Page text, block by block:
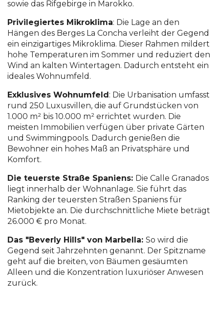
sowie das Rifgebirge in Marokko.
Privilegiertes Mikroklima: Die Lage an den
Hängen des Berges La Concha verleiht der Gegend
ein einzigartiges Mikroklima. Dieser Rahmen mildert
hohe Temperaturen im Sommer und reduziert den
Wind an kalten Wintertagen. Dadurch entsteht ein
ideales Wohnumfeld.
Exklusives Wohnumfeld: Die Urbanisation umfasst
rund 250 Luxusvillen, die auf Grundstücken von
1.000 m² bis 10.000 m² errichtet wurden. Die
meisten Immobilien verfügen über private Gärten
und Swimmingpools. Dadurch genießen die
Bewohner ein hohes Maß an Privatsphäre und
Komfort.
Die teuerste Straße Spaniens: Die Calle Granados
liegt innerhalb der Wohnanlage. Sie führt das
Ranking der teuersten Straßen Spaniens für
Mietobjekte an. Die durchschnittliche Miete beträgt
26.000 € pro Monat.
Das "Beverly Hills" von Marbella: So wird die
Gegend seit Jahrzehnten genannt. Der Spitzname
geht auf die breiten, von Bäumen gesäumten
Alleen und die Konzentration luxuriöser Anwesen
zurück.